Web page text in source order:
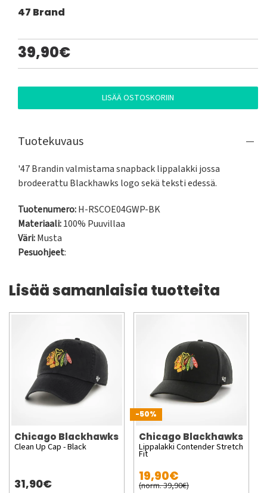
47 Brand
39,90€
LISÄÄ OSTOSKORIIN
Tuotekuvaus
'47 Brandin valmistama snapback lippalakki jossa
brodeerattu Blackhawks logo sekä teksti edessä.
Tuotenumero:H-RSCOE04GWP-BK
Materiaali:100% Puuvillaa
Väri:Musta
Pesuohjeet:
Lisää samanlaisia tuotteita
Chicago Blackhawks
Clean Up Cap - Black
31,90€
-50%
Chicago Blackhawks
Lippalakki Contender Stretch
Fit
19,90€
(norm. 39,90€)